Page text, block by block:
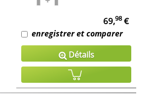
69,98€
enregistrer et comparer
Détails